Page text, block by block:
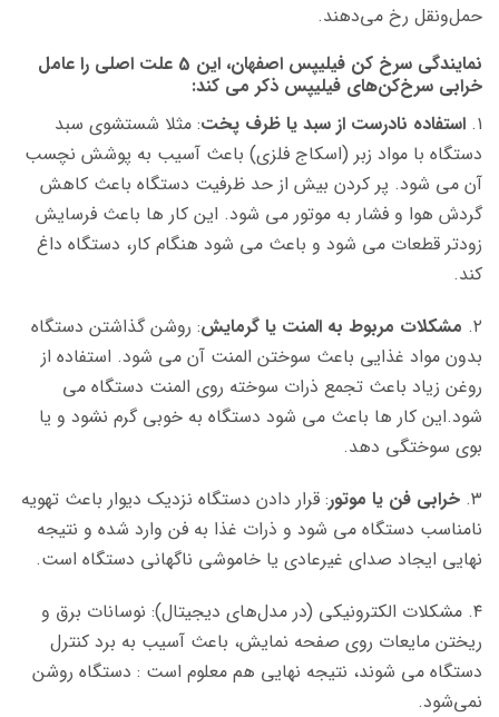
حمل‌ونقل رخ می‌دهند.
نمایندگی سرخ کن فیلیپس اصفهان، این 5
علت اصلی را عامل
خرابی سرخ‌کن‌های فیلیپس ذکر می کند:
۱. استفاده نادرست از سبد یا ظرف پخت: مثلا شستشوی سبد
دستگاه با مواد زبر (اسکاج فلزی) باعث آسیب به پوشش نچسب
آن می شود. پر کردن بیش از حد ظرفیت دستگاه باعث کاهش
گردش هوا و فشار به موتور می شود. این کار ها باعث فرسایش
زودتر قطعات می شود و باعث می شود هنگام کار، دستگاه داغ
کند.
۲. مشکلات مربوط به المنت یا گرمایش: روشن گذاشتن دستگاه
بدون مواد غذایی باعث سوختن المنت آن می شود. استفاده از
روغن زیاد باعث تجمع ذرات سوخته روی المنت دستگاه می
شود.این کار ها باعث می شود دستگاه به خوبی گرم نشود و یا
بوی سوختگی دهد.
۳. خرابی فن یا موتور: قرار دادن دستگاه نزدیک دیوار باعث تهویه
نامناسب دستگاه می شود و ذرات غذا به فن وارد شده و نتیجه
نهایی ایجاد صدای غیرعادی یا خاموشی ناگهانی دستگاه است.
۴. مشکلات الکترونیکی (در مدل‌های دیجیتال): نوسانات برق و
ریختن مایعات روی صفحه نمایش، باعث آسیب به برد کنترل
دستگاه می شوند، نتیجه نهایی هم معلوم است : دستگاه روشن
نمی‌شود.